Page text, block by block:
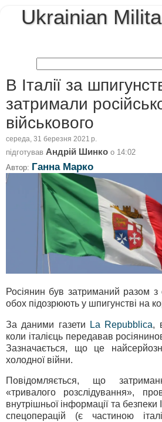
Ukrainian
В Італії за
затримали
військового
середа, 31 березня 2021 р.
підготував Андрій Шинко о 14:02
Автор: Ганна Марко
Росіянин був затриманий разом з
обох підозрюють у шпигунстві на
За даними газети La Repubblica,
коли італієць передавав
Зазначається, що це
холодної війни.
Повідомляється, що
«тривалого розслідування»,
внутрішньої інформації та безпеки
спецоперацій (є частиною